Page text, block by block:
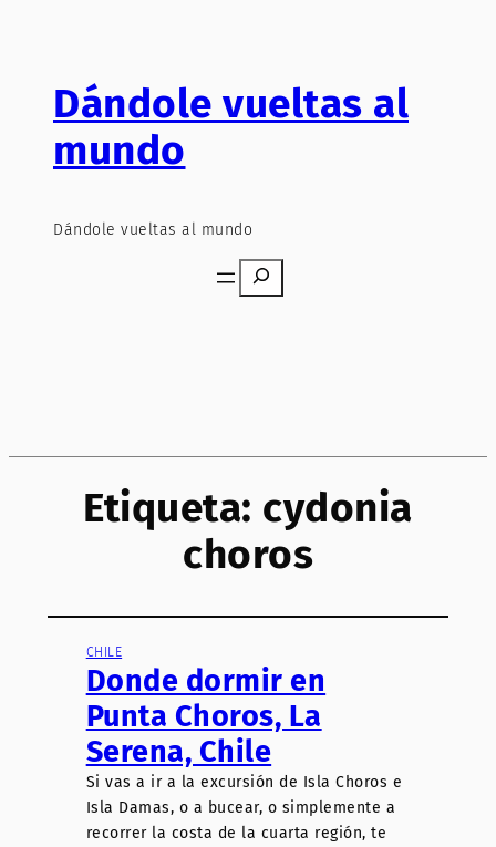
contenido
Dándole vueltas al
mundo
Dándole vueltas al mundo
Search
Etiqueta: cydonia
choros
CHILE
Donde dormir en
Punta Choros, La
Serena, Chile
Si vas a ir a la excursión de Isla Choros e
Isla Damas, o a bucear, o simplemente a
recorrer la costa de la cuarta región, te